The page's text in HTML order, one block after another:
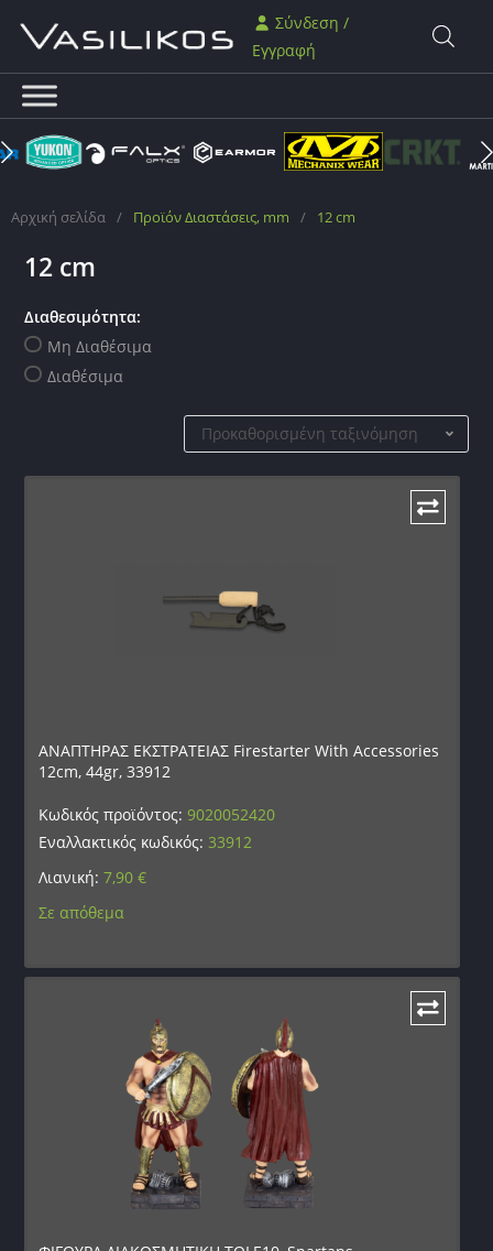
Σύνδεση /
Εγγραφή
Αρχική σελίδα / Προϊόν Διαστάσεις, mm / 12 cm
12 cm
Διαθεσιμότητα:
Μη Διαθέσιμα
Διαθέσιμα
Προκαθορισμένη ταξινόμηση
ΑΝΑΠΤΗΡΑΣ ΕΚΣΤΡΑΤΕΙΑΣ Firestarter With Accessories
12cm, 44gr, 33912
Κωδικός προϊόντος:9020052420
Εναλλακτικός κωδικός: 33912
Λιανική:7,90€
Σε απόθεμα